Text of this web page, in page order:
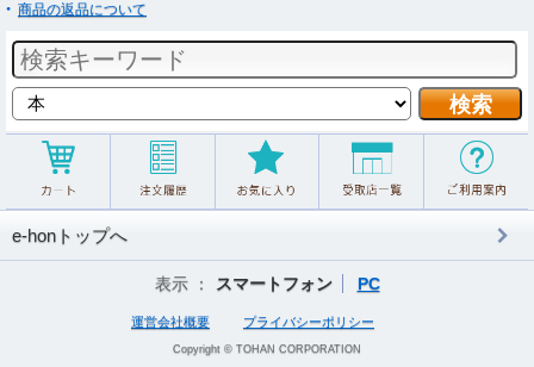
商品の返品について
e-honトップへ
表示 ： スマートフォン PC
運営会社概要 プライバシーポリシー
Copyright © TOHAN CORPORATION